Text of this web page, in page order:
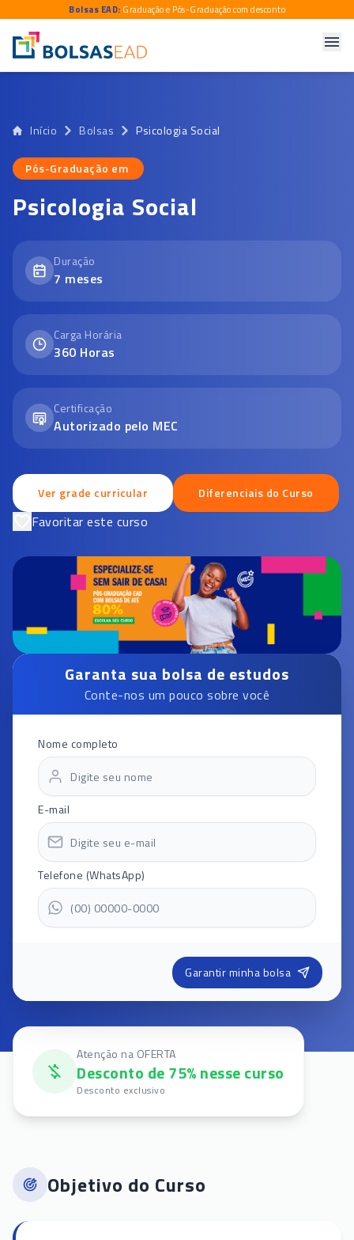
Bolsas EAD: Graduação e Pós-Graduação com desconto
Início Bolsas Psicologia Social
Pós-Graduação em
Pós-Graduação em
Psicologia Social
Duração
7 meses
Carga Horária
360 Horas
Certificação
Autorizado pelo MEC
Ver grade curricular Diferenciais do Curso
Favoritar este curso
Garanta sua bolsa de estudos
Conte-nos um pouco sobre você
Nome completo
E-mail
Telefone (WhatsApp)
Garantir minha bolsa
Atenção na OFERTA
Desconto de 75% nesse curso
Desconto exclusivo
Objetivo do Curso